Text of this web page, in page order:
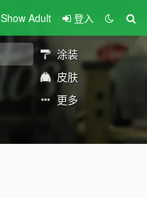
Show Adult 登入
涂装
皮肤
更多